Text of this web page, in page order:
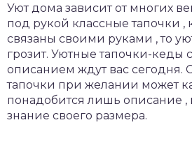
Уют дома зависит от многих
под рукой классные тапочки ,
связаны своими руками , то
грозит. Уютные тапочки-кеды
описанием ждут вас сегодня.
тапочки при желании может
понадобится лишь описание ,
знание своего размера.